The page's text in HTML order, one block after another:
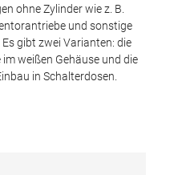
ohne Zylinder wie z. B.
und sonstige
gibt zwei Varianten: die
weißen Gehäuse und die
in Schalterdosen.